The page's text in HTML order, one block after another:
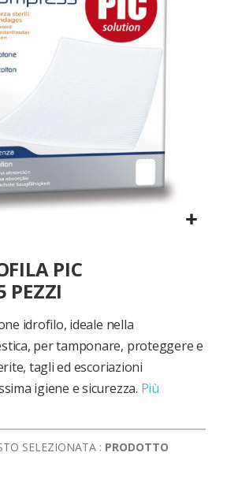
PIC
PEZZI
idrofilo, ideale nella
per tamponare, proteggere e
tagli ed escoriazioni
igiene e sicurezza. Più
SELEZIONATA : PRODOTTO